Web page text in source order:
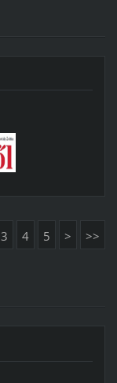
3 4 5 > >>